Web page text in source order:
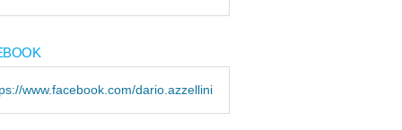
www.facebook.com/dario.azzellini